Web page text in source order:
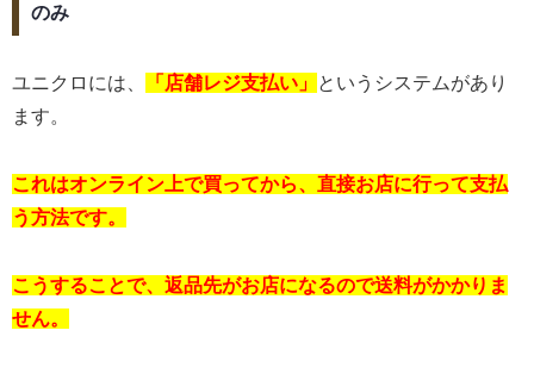
のみ
ユニクロには、 「店舗レジ支払い」 というシステムがあり
ます。
これはオンライン上で買ってから、直接お店に行って支払
う方法です。
こうすることで、返品先がお店になるので送料がかかりま
せん。